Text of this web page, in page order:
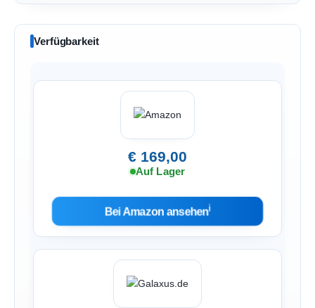
Verfügbarkeit
€ 169,00
Auf Lager
Bei Amazon ansehenℹ︎